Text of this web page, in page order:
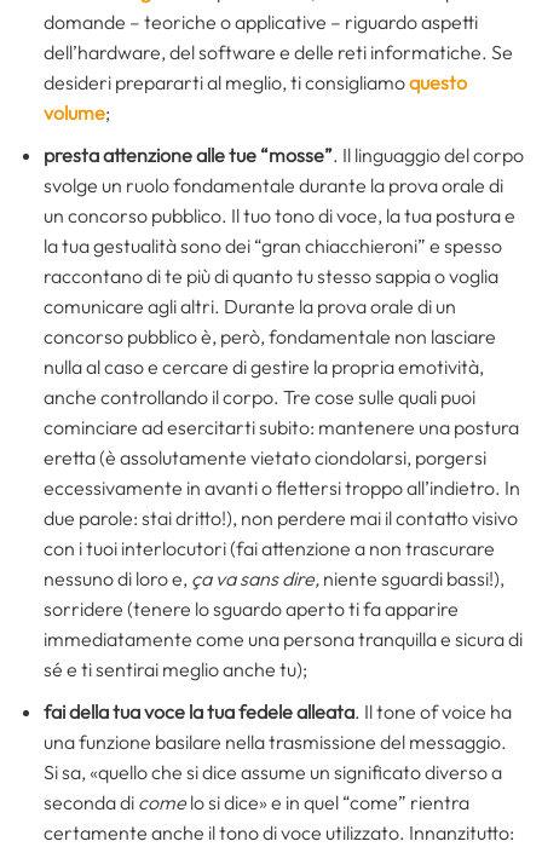
domande – teoriche o applicative – riguardo aspetti
dell’hardware, del software e delle reti informatiche. Se
desideri prepararti al meglio, ti consigliamoquesto
volume;
presta attenzione alle tue “mosse”. Il linguaggio del corpo
svolge un ruolo fondamentale durante la prova orale di
un concorso pubblico. Il tuo tono di voce, la tua postura e
la tua gestualità sono dei “gran chiacchieroni” e spesso
raccontano di te più di quanto tu stesso sappia o voglia
comunicare agli altri. Durante la prova orale di un
concorso pubblico è, però, fondamentale non lasciare
nulla al caso e cercare di gestire la propria emotività,
anche controllando il corpo. Tre cose sulle quali puoi
cominciare ad esercitarti subito: mantenere una postura
eretta (è assolutamente vietato ciondolarsi, porgersi
eccessivamente in avanti o flettersi troppo all’indietro. In
due parole: stai dritto!), non perdere mai il contatto visivo
con i tuoi interlocutori (fai attenzione a non trascurare
nessuno di loro e, ça va sans dire, niente sguardi bassi!),
sorridere (tenere lo sguardo aperto ti fa apparire
immediatamente come una persona tranquilla e sicura di
sé e ti sentirai meglio anche tu);
fai della tua voce la tua fedele alleata. Il tone of voice ha
una funzione basilare nella trasmissione del messaggio.
Si sa, «quello che si dice assume un significato diverso a
seconda di comelo si dice» e in quel “come” rientra
certamente anche il tono di voce utilizzato. Innanzitutto: